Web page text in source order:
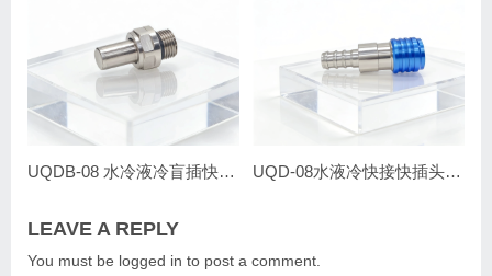
UQDB-08 水冷液冷盲插快接快插头活接G5/8 英制电源能源 UQD-08水液冷快接快插头活接G5/8 直插式英制
LEAVE A REPLY
You must be logged in to post a comment.